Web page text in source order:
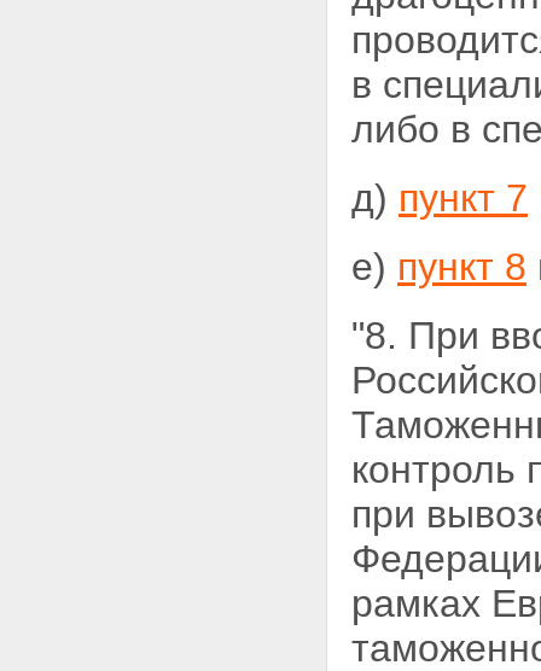
в
либо в
д) пункт 7
е) пункт 8
"8. При
контроль
при
рамках